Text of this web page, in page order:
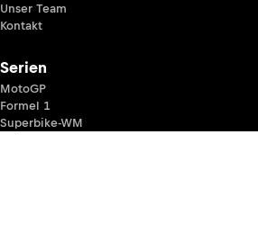
Unser Team
Kontakt
Serien
MotoGP
Formel 1
Superbike-WM